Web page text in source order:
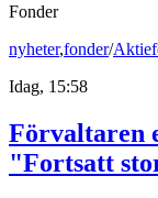
Fonder
nyheter,fonder/
Idag, 15:58
Förvaltaren
"Fortsatt